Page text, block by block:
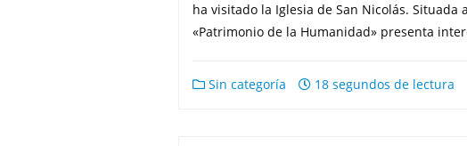
ha visitado la Iglesia de San Nicolás.
«Patrimonio de la Humanidad» presenta
Sin categoría 18 segundos de lectura